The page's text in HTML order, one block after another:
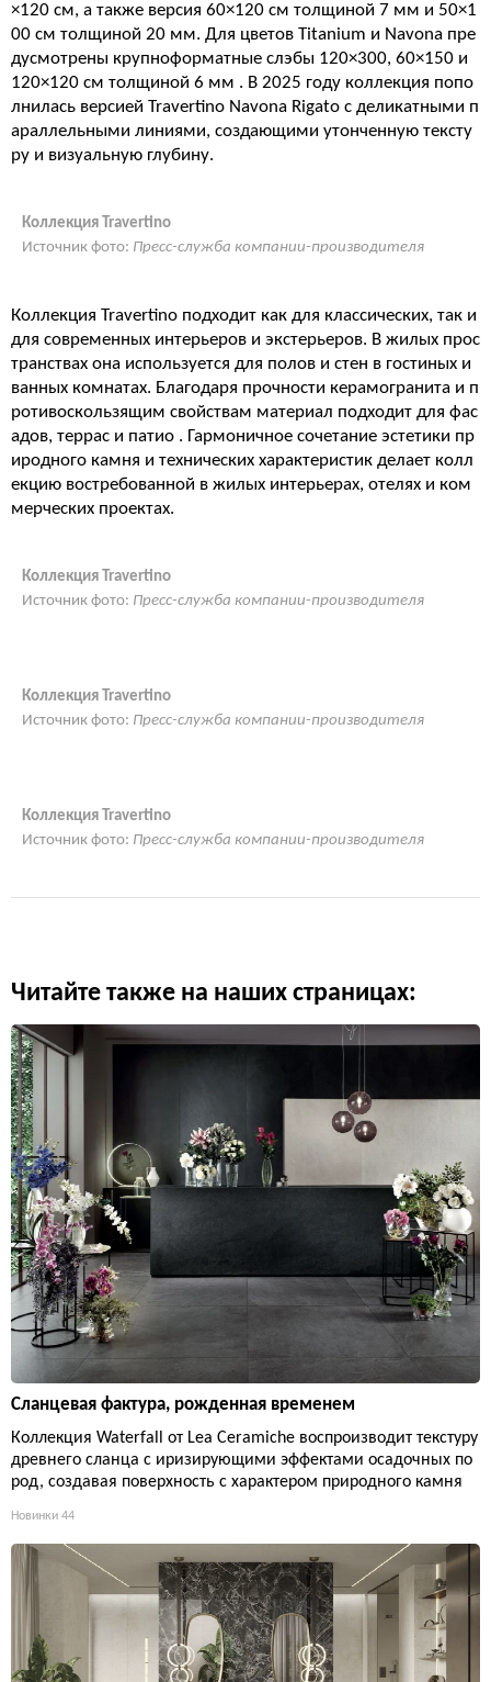
×120 см, а также версия 60×120 см толщиной 7 мм и 50×1
00 см толщиной 20 мм. Для цветов Titanium и Navona пре
дусмотрены крупноформатные слэбы 120×300, 60×150 и
120×120 см толщиной 6 мм . В 2025 году коллекция попо
лнилась версией Travertino Navona Rigato с деликатными п
араллельными линиями, создающими утонченную тексту
ру и визуальную глубину.
Коллекция Travertino
Источник фото: Пресс-служба компании-производителя
Коллекция Travertino подходит как для классических, так и
для современных интерьеров и экстерьеров. В жилых прос
транствах она используется для полов и стен в гостиных и
ванных комнатах. Благодаря прочности керамогранита и п
ротивоскользящим свойствам материал подходит для фас
адов, террас и патио . Гармоничное сочетание эстетики пр
иродного камня и технических характеристик делает колл
екцию востребованной в жилых интерьерах, отелях и ком
мерческих проектах.
Коллекция Travertino
Источник фото: Пресс-служба компании-производителя
Коллекция Travertino
Источник фото: Пресс-служба компании-производителя
Коллекция Travertino
Источник фото: Пресс-служба компании-производителя
Читайте также на наших страницах:
Сланцевая фактура, рожденная временем
Коллекция Waterfall от Lea Ceramiche воспроизводит текстуру
древнего сланца с иризирующими эффектами осадочных по
род, создавая поверхность с характером природного камня
Новинки 44